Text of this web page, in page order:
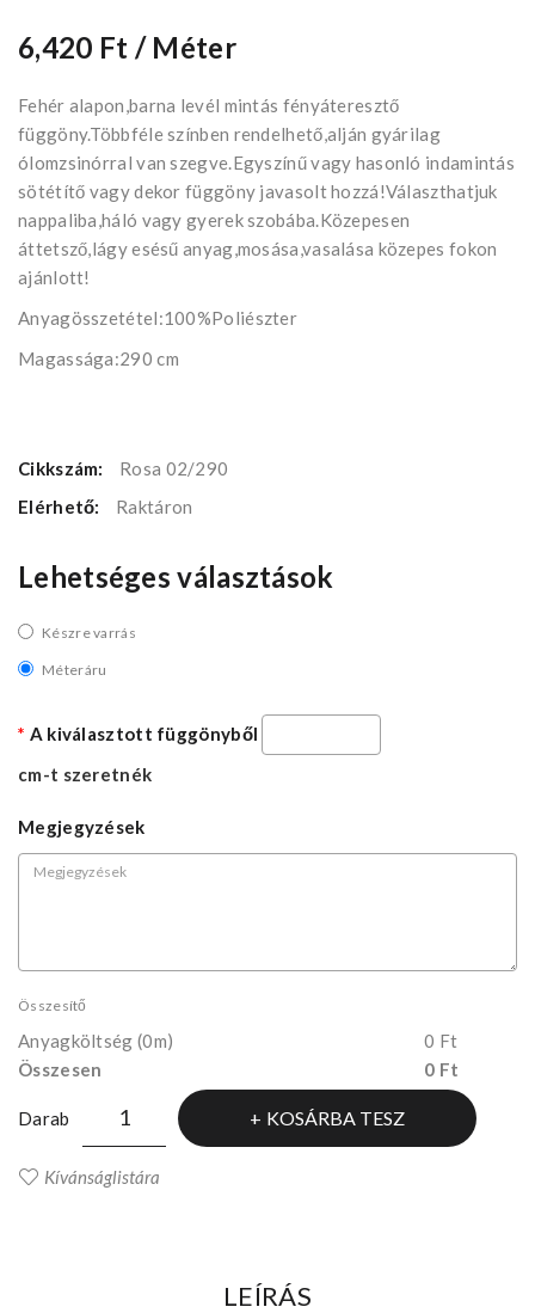
6,420 Ft / Méter
Fehér alapon,barna levél mintás fényáteresztő
függöny.Többféle színben rendelhető,alján gyárilag
ólomzsinórral van szegve.Egyszínű vagy hasonló indamintás
sötétítő vagy dekor függöny javasolt hozzá!Választhatjuk
nappaliba,háló vagy gyerek szobába.Közepesen
áttetsző,lágy esésű anyag,mosása,vasalása közepes fokon
ajánlott!
Anyagösszetétel:100%Poliészter
Magassága:290 cm
Cikkszám:
Rosa 02/290
Elérhető:
Raktáron
Lehetséges választások
Készre varrás
Méteráru
A kiválasztott függönyből
cm-t szeretnék
Megjegyzések
Összesítő
Anyagköltség (0m)
0 Ft
Összesen
0 Ft
Darab KOSÁRBA TESZ
Kívánságlistára
LEÍRÁS